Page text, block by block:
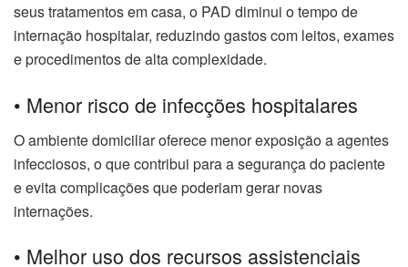
seus tratamentos em casa, o PAD diminui o tempo de
internação hospitalar, reduzindo gastos com leitos, exames
e procedimentos de alta complexidade.
• Menor risco de infecções hospitalares
O ambiente domiciliar oferece menor exposição a agentes
infecciosos, o que contribui para a segurança do paciente
e evita complicações que poderiam gerar novas
internações.
• Melhor uso dos recursos assistenciais